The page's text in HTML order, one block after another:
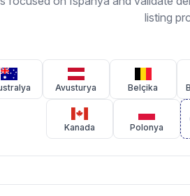
listing
Avusturya Belçika
Kanada Polonya